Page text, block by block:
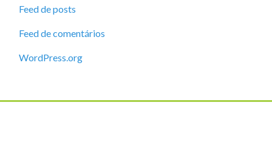
Feed de posts
Feed de comentários
WordPress.org